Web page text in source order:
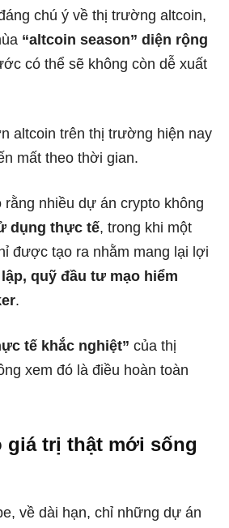
chú ý về thị trường altcoin,
“altcoin season” diện rộng
có thể sẽ không còn dễ xuất
altcoin trên thị trường hiện nay
mất theo thời gian.
rằng nhiều dự án crypto không
dụng thực tế, trong khi một
được tạo ra nhằm mang lại lợi
quỹ đầu tư mạo hiểm
.
tế khắc nghiệt” của thị
xem đó là điều hoàn toàn
giá trị thật mới sống
về dài hạn, chỉ những dự án